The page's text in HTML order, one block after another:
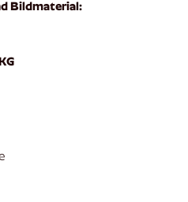
Bildmaterial: